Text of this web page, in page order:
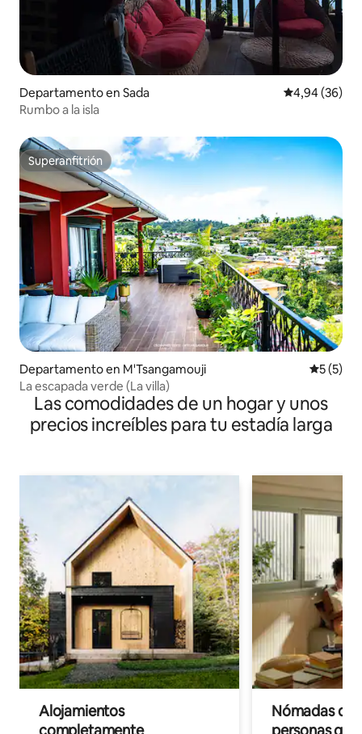
Departamento en Sada Calificación
4,94 (36)
Rumbo a la isla
Superanfitrión
Superanfitrión
Departamento en M'Tsangamouji
5 (5)
La escapada verde (La villa)
Las comodidades de un hogar y unos
precios increíbles para tu estadía larga
Alojamientos
Nómadas